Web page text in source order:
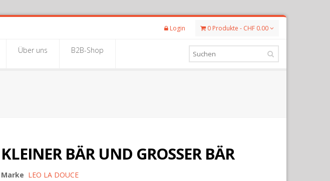
Login 0 Produkte - CHF 0.00
Über uns B2B-Shop
KLEINER BÄR UND GROSSER BÄR
Marke LEO LA DOUCE